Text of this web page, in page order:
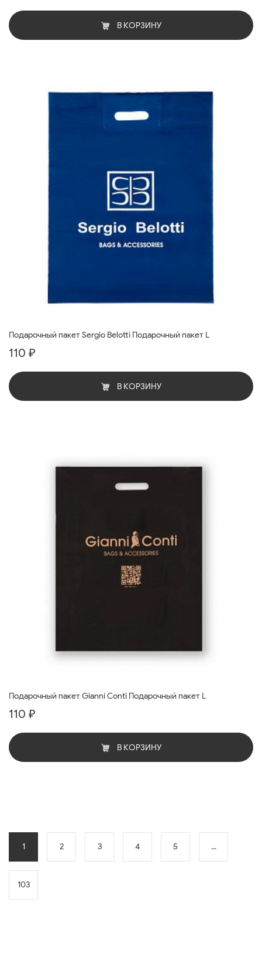
В КОРЗИНУ
Подарочный пакет Sergio Belotti Подарочный пакет L
110 ₽
В КОРЗИНУ
Подарочный пакет Gianni Conti Подарочный пакет L
110 ₽
В КОРЗИНУ
1 2 3 4 5 ...
103